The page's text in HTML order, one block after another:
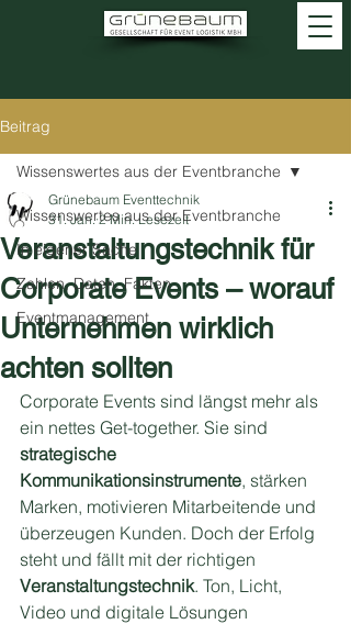
Beitrag
Wissenswertes aus der Eventbranche
In eigener Sache
Zahlen, Daten, Fakten
Eventmanagement
Wissenswertes aus der Eventbranche
Veranstaltungstechnik für
Corporate Events – worauf
Unternehmen wirklich
achten sollten
Grünebaum Eventtechnik
31. Jan. 2 Min. Lesezeit
Corporate Events sind längst mehr als
ein nettes Get-together. Sie sind
strategische
Kommunikationsinstrumente, stärken
Marken, motivieren Mitarbeitende und
überzeugen Kunden. Doch der Erfolg
steht und fällt mit der richtigen
Veranstaltungstechnik. Ton, Licht,
Video und digitale Lösungen